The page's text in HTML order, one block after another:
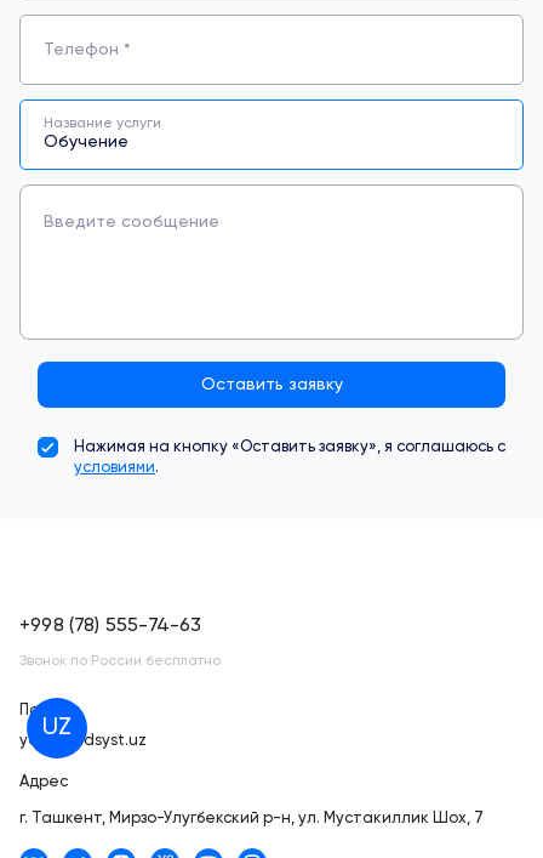
UZ
Телефон *
Название услуги
Введите сообщение
Оставить заявку
Нажимая на кнопку «Оставить заявку», я соглашаюсь с
условиями.
+998 (78) 555-74-63
Звонок по России бесплатно
Почта
yes@medsyst.uz
Адрес
г. Ташкент, Мирзо-Улугбекский р-н, ул. Мустакиллик Шох, 7